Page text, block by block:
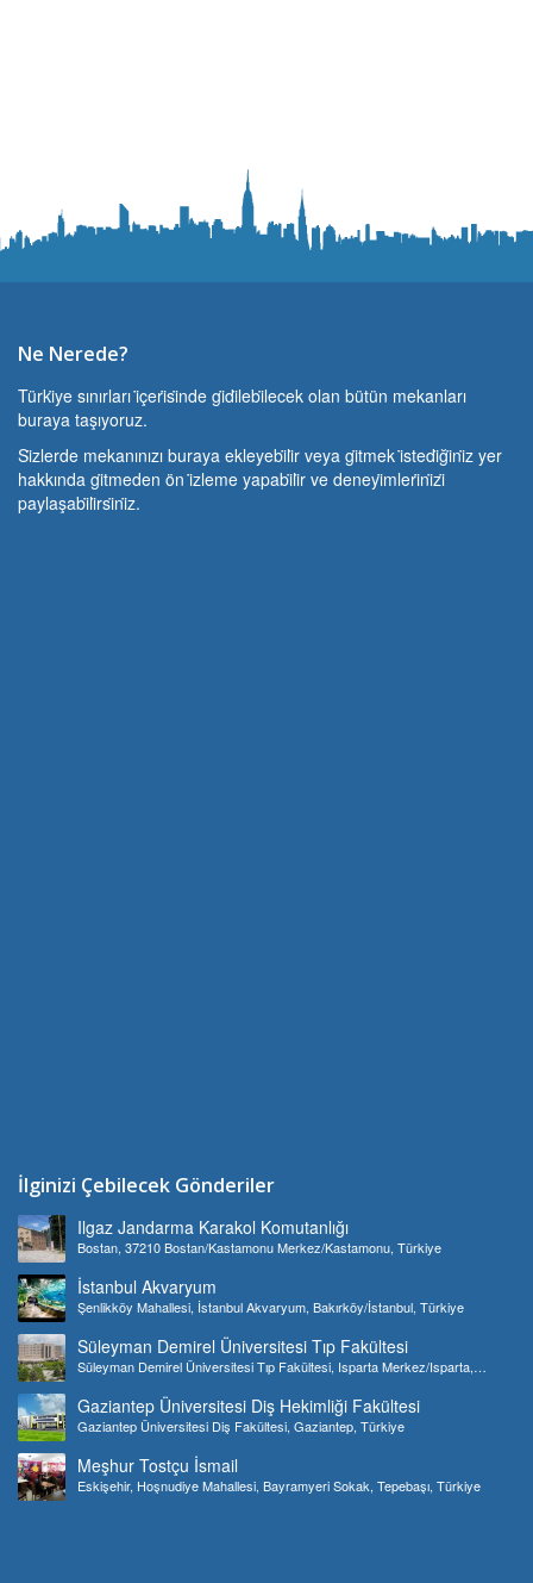
Ne Nerede?
Türki̇ye sınırları i̇çeri̇si̇nde gi̇di̇lebi̇lecek olan bütün mekanları
buraya taşıyoruz.
Si̇zlerde mekanınızı buraya ekleyebi̇li̇r veya gi̇tmek i̇stedi̇ği̇ni̇z yer
hakkında gi̇tmeden ön i̇zleme yapabi̇li̇r ve deneyi̇mleri̇ni̇zi̇
paylaşabi̇li̇rsi̇ni̇z.
İlginizi Çebilecek Gönderiler
Ilgaz Jandarma Karakol Komutanlığı
Bostan, 37210 Bostan/Kastamonu Merkez/Kastamonu, Türkiye
İstanbul Akvaryum
Şenlikköy Mahallesi, İstanbul Akvaryum, Bakırköy/İstanbul, Türkiye
Süleyman Demirel Üniversitesi Tıp Fakültesi
Süleyman Demirel Üniversitesi Tıp Fakültesi, Isparta Merkez/Isparta,
Gaziantep Üniversitesi Diş Hekimliği Fakültesi
Gaziantep Üniversitesi Diş Fakültesi, Gaziantep, Türkiye
Meşhur Tostçu İsmail
Eskişehir, Hoşnudiye Mahallesi, Bayramyeri Sokak, Tepebaşı, Türkiye